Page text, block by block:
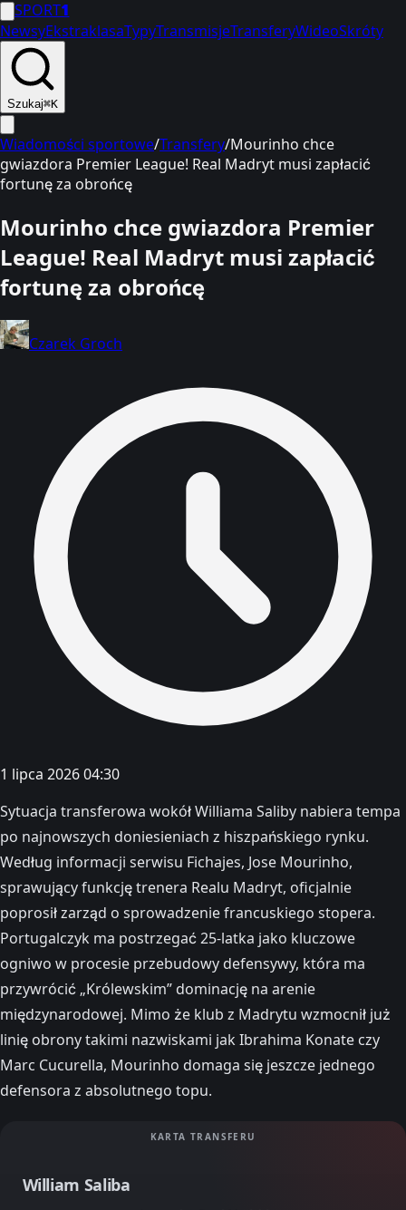
SPORT1
NewsyEkstraklasaTypyTransmisjeTransferyWideoSkróty
Szukaj⌘K
Wiadomości sportowe/Transfery/Mourinho chce
gwiazdora Premier League! Real Madryt musi zapłacić
fortunę za obrońcę
Mourinho chce gwiazdora Premier
League! Real Madryt musi zapłacić
fortunę za obrońcę
Czarek Groch
1 lipca 2026 04:30
Sytuacja transferowa wokół Williama Saliby nabiera tempa
po najnowszych doniesieniach z hiszpańskiego rynku.
Według informacji serwisu Fichajes, Jose Mourinho,
sprawujący funkcję trenera Realu Madryt, oficjalnie
poprosił zarząd o sprowadzenie francuskiego stopera.
Portugalczyk ma postrzegać 25-latka jako kluczowe
ogniwo w procesie przebudowy defensywy, która ma
przywrócić „Królewskim” dominację na arenie
międzynarodowej. Mimo że klub z Madrytu wzmocnił już
linię obrony takimi nazwiskami jak Ibrahima Konate czy
Marc Cucurella, Mourinho domaga się jeszcze jednego
defensora z absolutnego topu.
KARTA TRANSFERU
William Saliba